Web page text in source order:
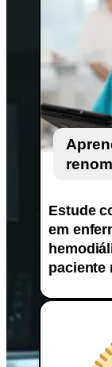
Estude
em
paciente